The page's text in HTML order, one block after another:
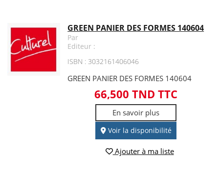
GREEN PANIER DES FORMES 140604
Par
Editeur :
ISBN : 3032161406046
GREEN PANIER DES FORMES 140604
66,500 TND TTC
En savoir plus
Voir la disponibilité
Ajouter à ma liste